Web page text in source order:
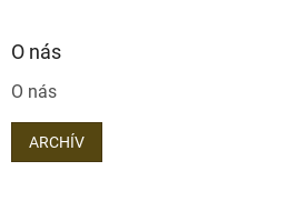
O nás
O nás
ARCHÍV